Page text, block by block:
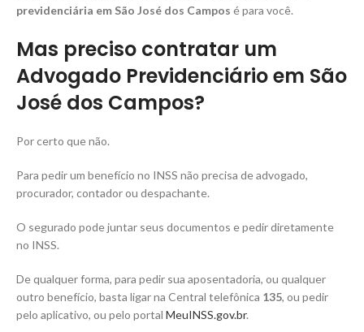
previdenciária em São José dos Campos é para você.
Mas preciso contratar um
Advogado Previdenciário em São
José dos Campos?
Por certo que não.
Para pedir um benefício no INSS não precisa de advogado,
procurador, contador ou despachante.
O segurado pode juntar seus documentos e pedir diretamente
no INSS.
De qualquer forma, para pedir sua aposentadoria, ou qualquer
outro benefício, basta ligar na Central telefônica 135, ou pedir
pelo aplicativo, ou pelo portal MeuINSS.gov.br.